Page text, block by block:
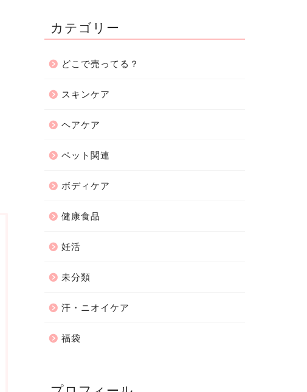
カテゴリー
どこで売ってる？
スキンケア
ヘアケア
ペット関連
ボディケア
健康食品
妊活
未分類
汗・ニオイケア
福袋